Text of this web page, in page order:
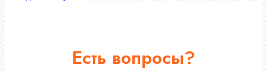
Есть вопросы?